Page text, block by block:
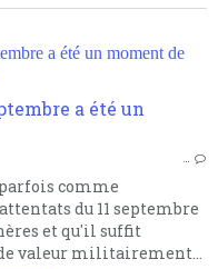
a été un moment de
…
comme
du 11 septembre
et qu'il suffit
valeur militairement...